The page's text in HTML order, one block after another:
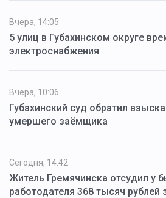
Вчера, 14:05
5 улиц в Губахинском округе
электроснабжения
Вчера, 10:06
Губахинский суд обратил
умершего заёмщика
Сегодня, 14:42
Житель Гремячинска отсудил у
работодателя 368 тысяч рублей